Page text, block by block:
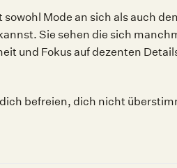
Mode an sich als auch
Sie sehen die sich
und Fokus auf dezenten
befreien, dich nicht